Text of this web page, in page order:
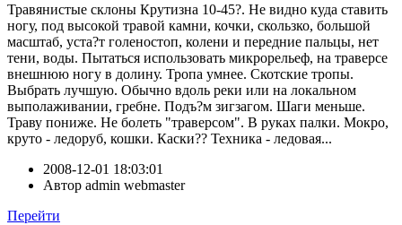
Травянистые склоны Крутизна 10-45?. Не видно куда ставить
ногу, под высокой травой камни, кочки, скользко, большой
масштаб, уста?т голеностоп, колени и передние пальцы, нет
тени, воды. Пытаться использовать микрорельеф, на траверсе
внешнюю ногу в долину. Тропа умнее. Скотские тропы.
Выбрать лучшую. Обычно вдоль реки или на локальном
выполаживании, гребне. Подъ?м зигзагом. Шаги меньше.
Траву пониже. Не болеть "траверсом". В руках палки. Мокро,
круто - ледоруб, кошки. Каски?? Техника - ледовая...
2008-12-01 18:03:01
Автор admin webmaster
Перейти